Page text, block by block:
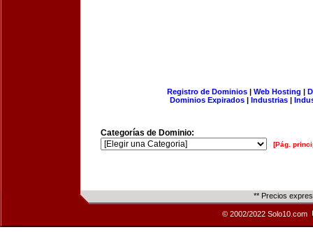
Registro de Dominios| Web Hosting |
Dominios Expirados | Industrias |
Categorías de Dominio:
[Pág.
** Precios
© 2002/2022 Solo10.com